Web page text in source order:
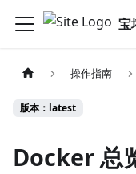
宝
操作指南
版本：latest
Docker 总